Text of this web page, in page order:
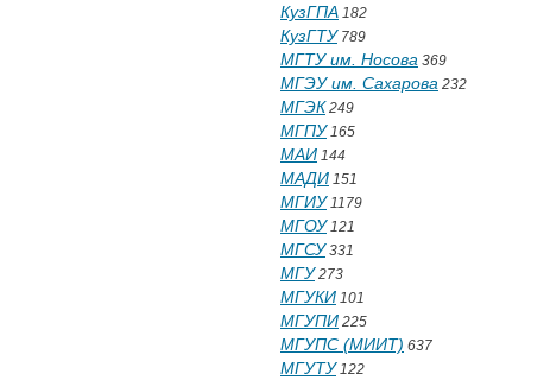
КузГПА 182
КузГТУ789
МГТУ им. Носова 369
МГЭУ им. Сахарова 232
МГЭК 249
МГПУ165
МАИ 144
МАДИ 151
МГИУ1179
МГОУ121
МГСУ331
МГУ273
МГУКИ 101
МГУПИ 225
МГУПС (МИИТ) 637
МГУТУ122